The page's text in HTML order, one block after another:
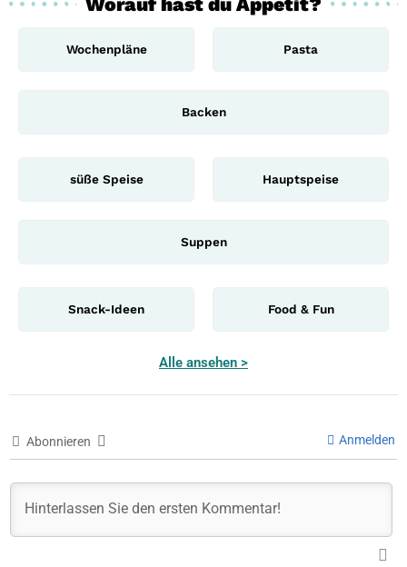
Wochenpläne Pasta
Backen
süße Speise Hauptspeise
Suppen
Snack-Ideen Food & Fun
Alle ansehen >
Abonnieren Anmelden